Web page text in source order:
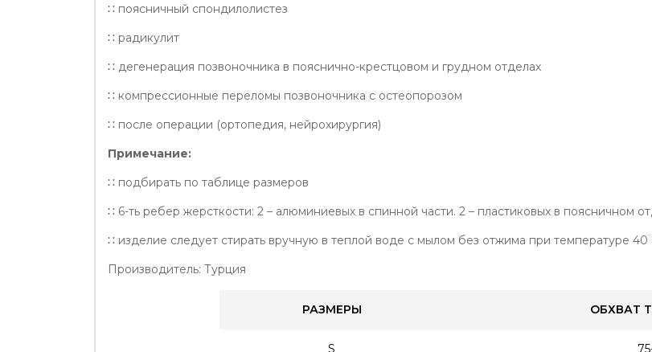
∷ поясничный спондилолистез
∷ радикулит
∷ дегенерация позвоночника в пояснично-крестцовом и грудном отделах
∷ компрессионные переломы позвоночника с остеопорозом
∷ после операции (ортопедия, нейрохирургия)
Примечание:
∷ подбирать по таблице размеров
∷ 6-ть ребер жерсткости: 2 – алюминиевых в спинной части. 2 – пластиковых в поясничном
∷ изделие следует стирать вручную в теплой воде с мылом без отжима при температуре
Производитель: Турция
РАЗМЕРЫ ОБХВАТ
S